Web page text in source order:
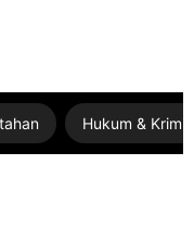
Hukum &